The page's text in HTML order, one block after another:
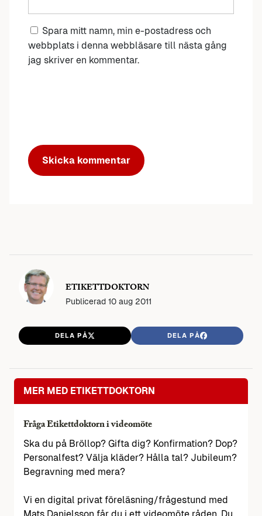
Spara mitt namn, min e-postadress och
webbplats i denna webbläsare till nästa gång
jag skriver en kommentar.
ETIKETTDOKTORN
Publicerad 10 aug 2011
DELA PÅ DELA PÅ
MER MED ETIKETTDOKTORN
Fråga Etikettdoktorn i videomöte
Ska du på Bröllop? Gifta dig? Konfirmation? Dop?
Personalfest? Välja kläder? Hålla tal? Jubileum?
Begravning med mera?
Vi en digital privat föreläsning/frågestund med